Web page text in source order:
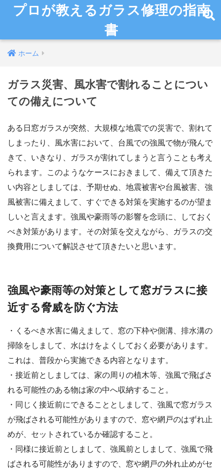
プロが教えるガラス修理の指南
書
ホーム
ガラス災害、風水害で割れることについ
ての備えについて
ある日窓ガラスが突然、大規模な地震での災害で、割れて
しまったり、風水害において、台風での強風で物が飛んで
きて、いきなり、ガラスが割れてしまうと言うことも考え
られます。このようなケースにおきまして、備えて頂きた
い内容としましては、予期せぬ、地震被害や台風被害、強
風被害に備えまして、すぐできる対策を実施するのが望ま
しいと言えます。強風や豪雨等の影響を念頭に、しておく
べき対策があります。その対策を交えながら、ガラスの交
換費用について解説させて頂きたいと思います。
強風や豪雨等の対策として窓ガラスに接
近する脅威を防ぐ方法
・くるべき水害に備えまして、窓の下枠や側溝、排水溝の
掃除をしまして、水はけをよくしておく必要があります。
これは、普段から実施できる内容となります。
・接近前としましては、家の周りの植木等、強風で飛ばさ
れる可能性のある物は家の中へ収納すること。
・同じく接近前にできることとしまして、強風で窓ガラス
が飛ばされる可能性がありますので、窓や網戸のはずれ止
めが、セットされているか確認すること。
・同様に接近前としまして、強風前としまして、強風で飛
ばされる可能性がありますので、窓や網戸の外れ止めがセ